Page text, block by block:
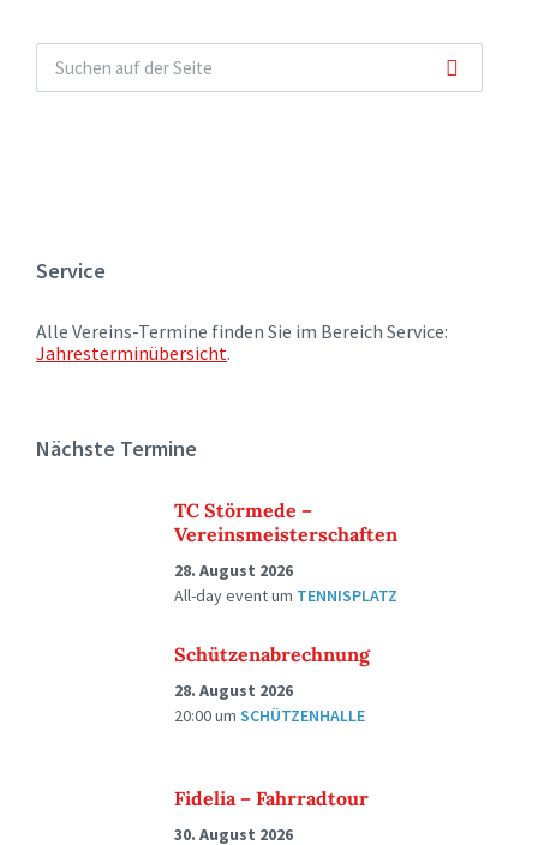
Service
Alle Vereins-Termine finden Sie im Bereich Service:
Jahresterminübersicht.
Nächste Termine
TC Störmede –
Vereinsmeisterschaften
28. August 2026
All-day eventum TENNISPLATZ
Schützenabrechnung
28. August 2026
20:00um SCHÜTZENHALLE
Fidelia – Fahrradtour
30. August 2026